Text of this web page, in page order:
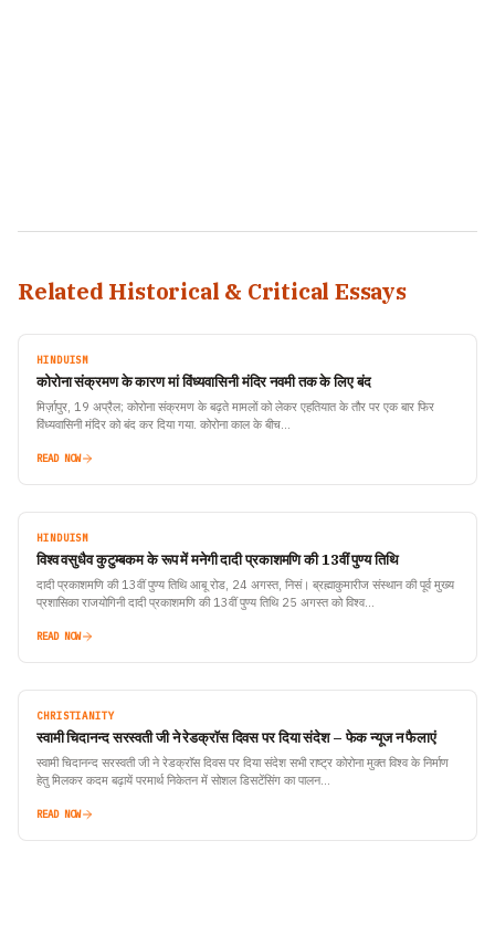
Related Historical & Critical Essays
HINDUISM
कोरोना संक्रमण के कारण मां विंध्यवासिनी मंदिर नवमी तक के लिए बंद
मिर्ज़ापुर, 19 अप्रैल; कोरोना संक्रमण के बढ़ते मामलों को लेकर एहतियात के तौर पर एक बार फिर
विंध्यवासिनी मंदिर को बंद कर दिया गया. कोरोना काल के बीच…
READ NOW
HINDUISM
विश्व वसुधैव कुटुम्बकम के रूप में मनेगी दादी प्रकाशमणि की 13वीं पुण्य तिथि
दादी प्रकाशमणि की 13वीं पुण्य तिथि आबू रोड, 24 अगस्त, निसं। ब्रह्माकुमारीज संस्थान की पूर्व मुख्य
प्रशासिका राजयोगिनी दादी प्रकाशमणि की 13वीं पुण्य तिथि 25 अगस्त को विश्व…
READ NOW
CHRISTIANITY
स्वामी चिदानन्द सरस्वती जी ने रेडक्राॅस दिवस पर दिया संदेश – फेक न्यूज न फैलाएं
स्वामी चिदानन्द सरस्वती जी ने रेडक्राॅस दिवस पर दिया संदेश सभी राष्ट्र कोरोना मुक्त विश्व के निर्माण
हेतु मिलकर कदम बढ़ायें परमार्थ निकेतन में सोशल डिसटेंसिंग का पालन…
READ NOW